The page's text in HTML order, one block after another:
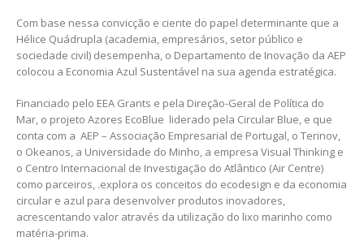
Com base nessa convicção e ciente do papel determinante que a
Hélice Quádrupla (academia, empresários, setor público e
sociedade civil) desempenha, o Departamento de Inovação da AEP
colocou a Economia Azul Sustentável na sua agenda estratégica.
Financiado pelo EEA Grants e pela Direção-Geral de Política do
Mar, o projeto Azores EcoBlue liderado pela Circular Blue, e que
conta com a AEP – Associação Empresarial de Portugal, o Terinov,
o Okeanos, a Universidade do Minho, a empresa Visual Thinking e
o Centro Internacional de Investigação do Atlântico (Air Centre)
como parceiros, .explora os conceitos do ecodesign e da economia
circular e azul para desenvolver produtos inovadores,
acrescentando valor através da utilização do lixo marinho como
matéria-prima.